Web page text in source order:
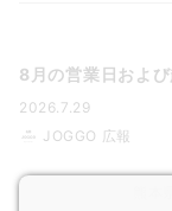
8月の営業日およ
2026.7.29
JOGGO 広報
熊